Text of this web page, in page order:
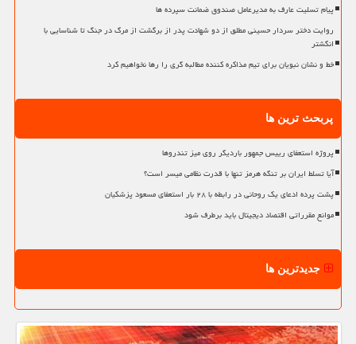
پیام تسلیت عارف به مدیرعامل صندوق ضمانت سپرده ها
روایت دختر سردار حسینی مطلق از دو شهادت پدر از برگشت از مرگ در جنگ تا شناسایی با
انگشتر
خط و نشان نبویان برای تیم مذاکره کننده مطالبه گری را رها نخواهیم کرد
پربحث ترین ها
پروژه استعفای رییس جمهور باردیگر روی میز تندروها
آیا تسلط ایران بر تنگه هرمز تنها با قدرت نظامی میسر است؟
پشت پرده ادعای یک روحانی در رابطه با ۲۸ بار استعفای مسعود پزشکیان
موانع مقرراتی اقتصاد دیجیتال باید برطرف شود
جدیدترین ها